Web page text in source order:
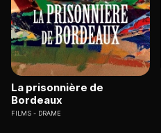
La prisonnière de
Bordeaux
FILMS DRAME